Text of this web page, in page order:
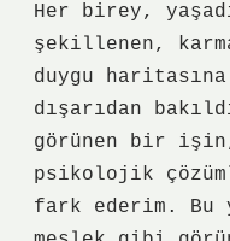
Her birey,
şekillenen,
duygu
dışarıdan
görünen bir
psikolojik
fark ederim. Bu